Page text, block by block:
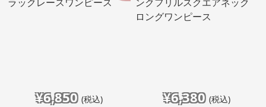
¥6,850 (税込) ¥6,380 (税込)